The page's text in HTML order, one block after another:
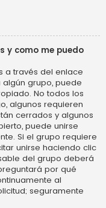
y como me puedo
a través del enlace
algún grupo, puede
No todos los
algunos requieren
cerrados y algunos
puede unirse
Si el grupo requiere
unirse haciendo clic
del grupo deberá
por qué
al
seguramente